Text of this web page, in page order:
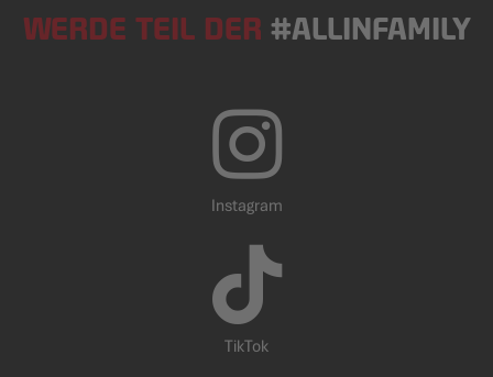
WERDE TEIL DER #ALLINFAMILY
Instagram
TikTok